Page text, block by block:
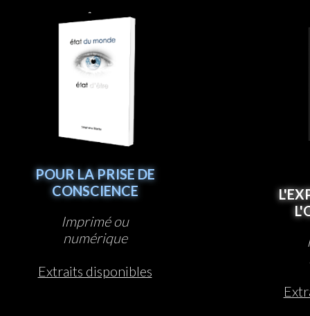
D’ÊTRE
POUR LA PRISE DE
CONSCIENCE
Imprimé ou
numérique
Extraits disponibles